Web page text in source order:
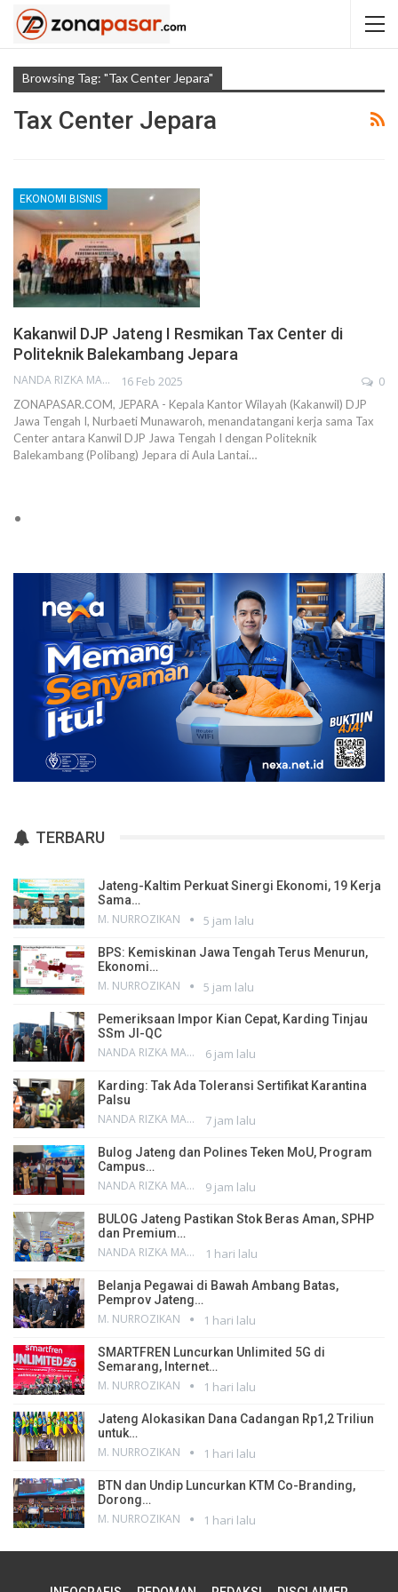
Browsing Tag: "Tax Center Jepara"
Tax Center Jepara
EKONOMI BISNIS
Kakanwil DJP Jateng I Resmikan Tax Center di
Politeknik Balekambang Jepara
NANDA RIZKA MAHENDRA 16 Feb 2025 0
ZONAPASAR.COM, JEPARA - Kepala Kantor Wilayah (Kakanwil) DJP
Jawa Tengah I, Nurbaeti Munawaroh, menandatangani kerja sama Tax
Center antara Kanwil DJP Jawa Tengah I dengan Politeknik
Balekambang (Polibang) Jepara di Aula Lantai…
TERBARU
Jateng-Kaltim Perkuat Sinergi Ekonomi, 19 Kerja
Sama…
M. NURROZIKAN 5 jam lalu
BPS: Kemiskinan Jawa Tengah Terus Menurun,
Ekonomi…
M. NURROZIKAN 5 jam lalu
Pemeriksaan Impor Kian Cepat, Karding Tinjau
SSm JI-QC
NANDA RIZKA MAHENDRA 6 jam lalu
Karding: Tak Ada Toleransi Sertifikat Karantina
Palsu
NANDA RIZKA MAHENDRA 7 jam lalu
Bulog Jateng dan Polines Teken MoU, Program
Campus…
NANDA RIZKA MAHENDRA 9 jam lalu
BULOG Jateng Pastikan Stok Beras Aman, SPHP
dan Premium…
NANDA RIZKA MAHENDRA 1 hari lalu
Belanja Pegawai di Bawah Ambang Batas,
Pemprov Jateng…
M. NURROZIKAN 1 hari lalu
SMARTFREN Luncurkan Unlimited 5G di
Semarang, Internet…
M. NURROZIKAN 1 hari lalu
Jateng Alokasikan Dana Cadangan Rp1,2 Triliun
untuk…
M. NURROZIKAN 1 hari lalu
BTN dan Undip Luncurkan KTM Co-Branding,
Dorong…
M. NURROZIKAN 1 hari lalu